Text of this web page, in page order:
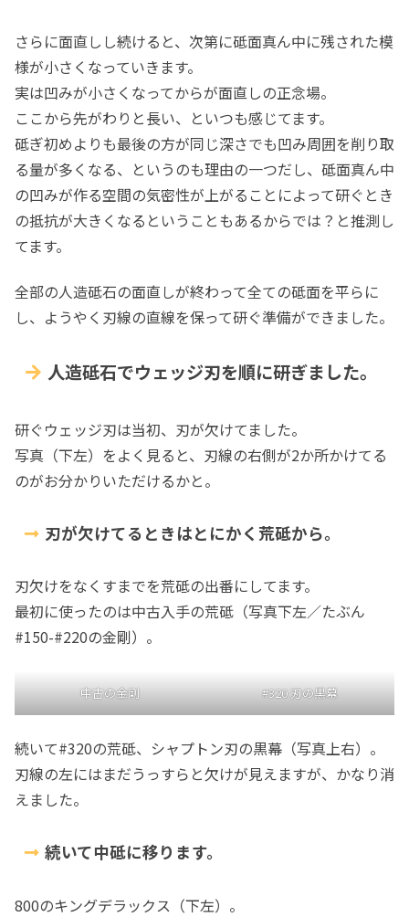
さらに面直しし続けると、次第に砥面真ん中に残された模
様が小さくなっていきます。
実は凹みが小さくなってからが面直しの正念場。
ここから先がわりと長い、といつも感じてます。
砥ぎ初めよりも最後の方が同じ深さでも凹み周囲を削り取
る量が多くなる、というのも理由の一つだし、砥面真ん中
の凹みが作る空間の気密性が上がることによって研ぐとき
の抵抗が大きくなるということもあるからでは？と推測し
てます。
全部の人造砥石の面直しが終わって全ての砥面を平らに
し、ようやく刃線の直線を保って研ぐ準備ができました。
人造砥石でウェッジ刃を順に研ぎました。
研ぐウェッジ刃は当初、刃が欠けてました。
写真（下左）をよく見ると、刃線の右側が2か所かけてる
のがお分かりいただけるかと。
刃が欠けてるときはとにかく荒砥から。
刃欠けをなくすまでを荒砥の出番にしてます。
最初に使ったのは中古入手の荒砥（写真下左／たぶん
#150-#220の金剛）。
中古の金剛 #320 刃の黒幕
続いて#320の荒砥、シャプトン刃の黒幕（写真上右）。
刃線の左にはまだうっすらと欠けが見えますが、かなり消
えました。
続いて中砥に移ります。
800のキングデラックス（下左）。